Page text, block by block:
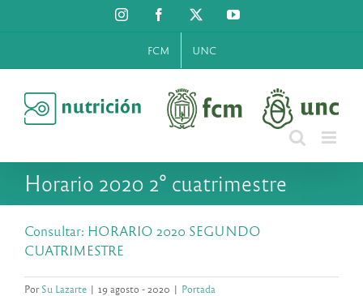
al
InstagramFacebook YouTube
FCM UNC
Horario 2020 2° cuatrimestre
Consultar: HORARIO 2020 SEGUNDO
CUATRIMESTRE
PorSu Lazarte | 19 agosto - 2020 | Portada